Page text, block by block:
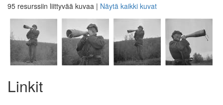
95 resurssiin liittyvää kuvaa | Näytä kaikki kuvat
Linkit